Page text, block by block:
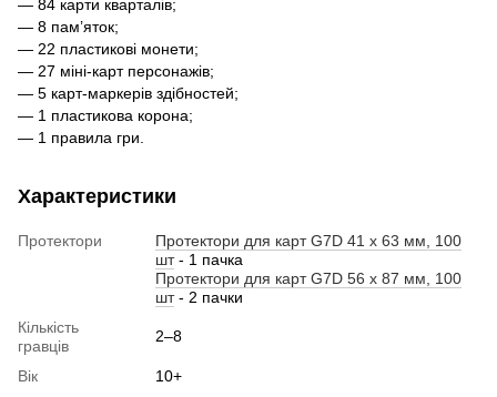
— 84 карти кварталів;
— 8 пам’яток;
— 22 пластикові монети;
— 27 міні-карт персонажів;
— 5 карт-маркерів здібностей;
— 1 пластикова корона;
— 1 правила гри.
Характеристики
Протектори
Протектори для карт G7D 41 x 63 мм, 100
шт- 1 пачка
Протектори для карт G7D 56 x 87 мм, 100
шт- 2 пачки
Кількість
гравців
2–8
Вік
10+